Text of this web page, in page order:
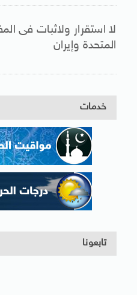
لا استقرار ولاثبات فى
المتحدة وإيران
خدمات
تابعونا